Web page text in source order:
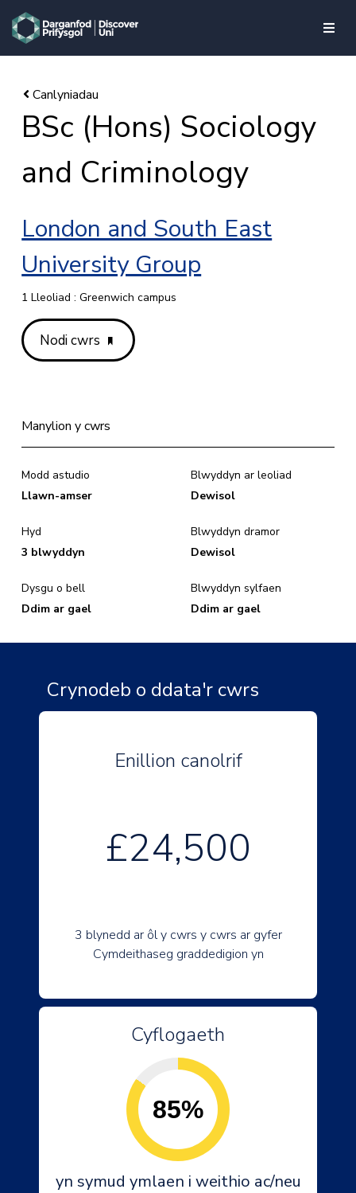
skip to main content
BSc (Hons) Sociology
and Criminology
London and South East
University Group
1 Lleoliad : Greenwich campus
Nodi cwrs
Manylion y cwrs
Modd astudio
Llawn-amser
Hyd
3 blwyddyn
Dysgu o bell
Ddim ar gael
Blwyddyn ar leoliad
Dewisol
Blwyddyn dramor
Dewisol
Blwyddyn sylfaen
Ddim ar gael
Crynodeb o ddata'r cwrs
Enillion canolrif
£24,500
3 blynedd ar ôl y cwrs y cwrs ar gyfer
Cymdeithaseg graddedigion yn
Cyflogaeth
85%
yn symud ymlaen i weithio ac/neu